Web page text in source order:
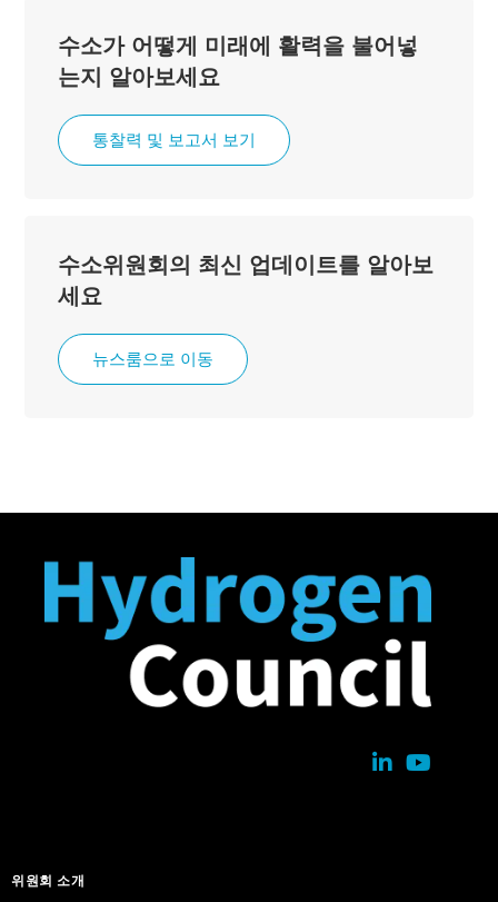
수소가 어떻게 미래에 활력을 불어넣
는지 알아보세요
통찰력 및 보고서 보기
수소위원회의 최신 업데이트를 알아보
세요
뉴스룸으로 이동
위원회 소개